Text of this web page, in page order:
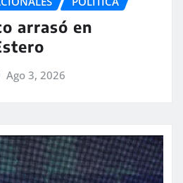
arrasó en
Ago 3, 2026